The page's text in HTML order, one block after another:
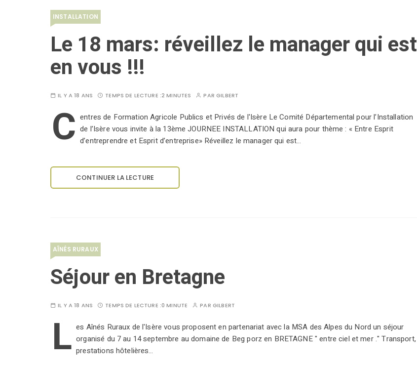
INSTALLATION
Le 18 mars: réveillez le manager qui est
en vous !!!
IL Y A 18 ANS TEMPS DE LECTURE :2 MINUTES PARGILBERT
C entres de Formation Agricole Publics et Privés de l'Isère Le Comité Départemental pour l’Installation
de l’Isère vous invite à la 13ème JOURNEE INSTALLATION qui aura pour thème : « Entre Esprit
d’entreprendre et Esprit d’entreprise» Réveillez le manager qui est…
CONTINUER LA LECTURE
AÎNÉS RURAUX
Séjour en Bretagne
IL Y A 18 ANS TEMPS DE LECTURE :0 MINUTE PAR GILBERT
L es Aînés Ruraux de l'Isère vous proposent en partenariat avec la MSA des Alpes du Nord un séjour
organisé du 7 au 14 septembre au domaine de Beg porz en BRETAGNE " entre ciel et mer ." Transport,
prestations hôtelières…